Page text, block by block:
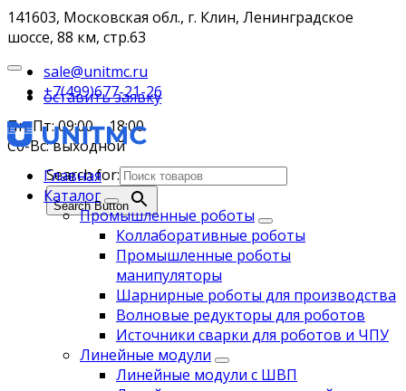
141603, Московская обл., г. Клин, Ленинградское
шоссе, 88 км, стр.63
sale@unitmc.ru
+7(499)677-21-26
Пн-Пт: 09:00 – 18:00
Сб-Вс: выходной
Search for:
Search Button
оставить заявку
Главная
Каталог
Промышленные роботы
Коллаборативные роботы
Промышленные роботы
манипуляторы
Шарнирные роботы для производства
Волновые редукторы для роботов
Источники сварки для роботов и ЧПУ
Линейные модули
Линейные модули с ШВП